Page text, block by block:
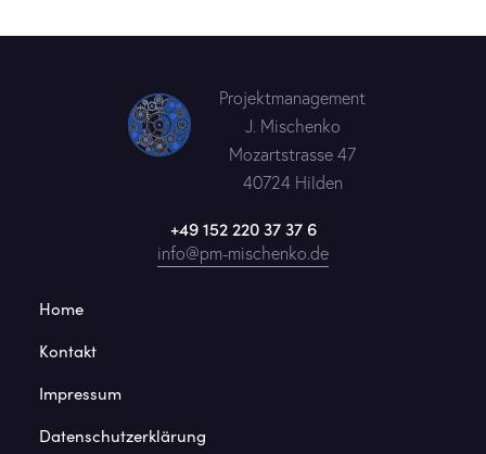
Projektmanagement
J. Mischenko
Mozartstrasse 47
40724 Hilden
+49 152 220 37 37 6
info@pm-mischenko.de
Home
Kontakt
Impressum
Datenschutzerklärung